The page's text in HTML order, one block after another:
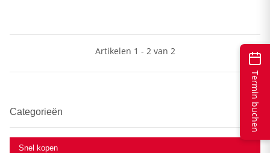
Artikelen 1 - 2 van 2
Categorieën
Snel kopen
Termin buchen